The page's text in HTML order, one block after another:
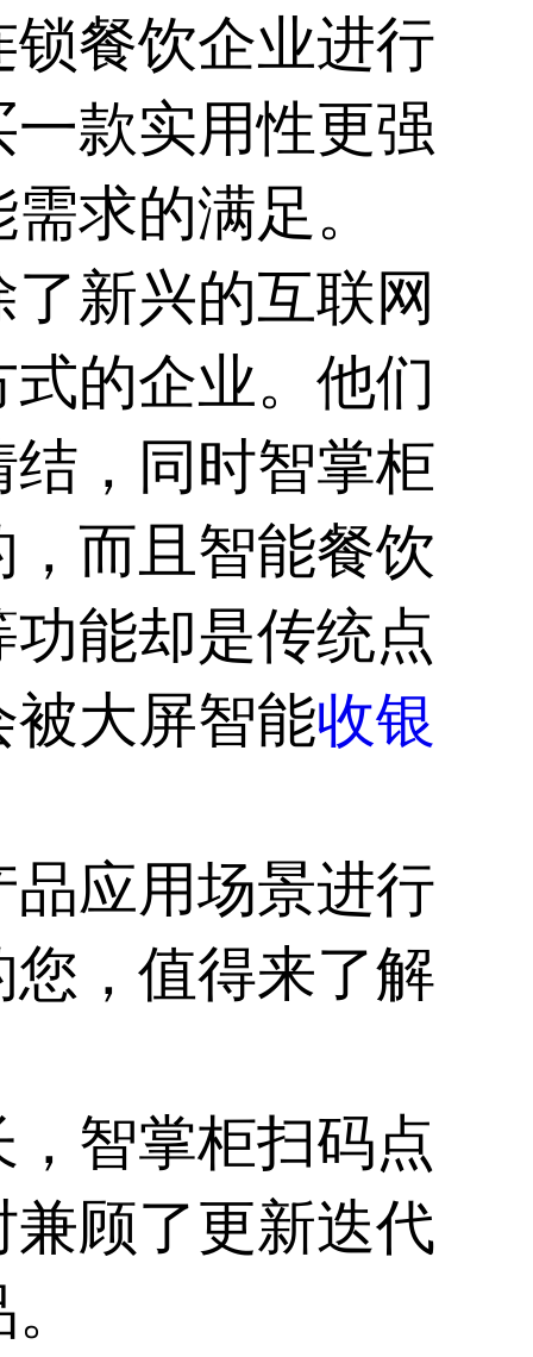
餐饮企业进行
款实用性更强
求的满足。
新兴的互联网
的企业。他们
，同时智掌柜
而且智能餐饮
能却是传统点
大屏智能收银
应用场景进行
，值得来了解
智掌柜扫码点
顾了更新迭代